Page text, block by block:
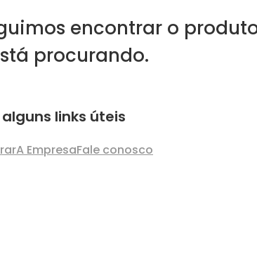
encontrar o
procurando.
links úteis
A EmpresaFale conosco